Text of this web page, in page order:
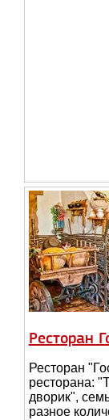
Ресторан
Ресторан
ресторана:
дворик",
разное